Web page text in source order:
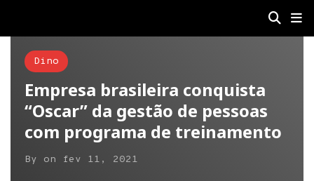
Dino
Empresa brasileira conquista
“Oscar” da gestão de pessoas
com programa de treinamento
By on fev 11, 2021